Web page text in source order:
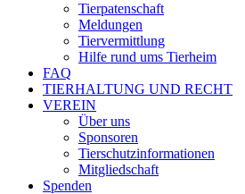
Tierpatenschaft
Meldungen
Tiervermittlung
Hilfe rund ums Tierheim
FAQ
TIERHALTUNG UND RECHT
VEREIN
Über uns
Sponsoren
Tierschutzinformationen
Mitgliedschaft
Spenden